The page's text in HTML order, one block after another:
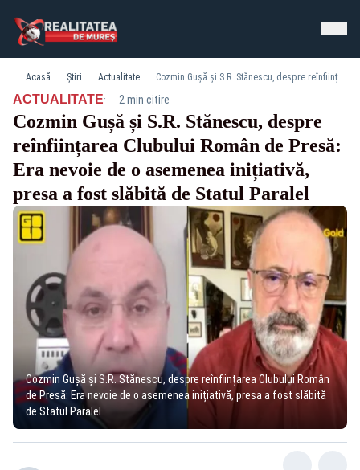
Acasă Știri Actualitate Cozmin Gușă și S.R. Stănescu, despre reînființarea Clubului Român de Presă: Era nevoie de o asemenea inițiativă, presa a fost slăbită de Statul Paralel
ACTUALITATE· 2 min citire
Cozmin Gușă și S.R. Stănescu, despre
reînființarea Clubului Român de Presă:
Era nevoie de o asemenea inițiativă,
presa a fost slăbită de Statul Paralel
Cozmin Gușă și S.R. Stănescu, despre reînființarea Clubului Român
de Presă: Era nevoie de o asemenea inițiativă, presa a fost slăbită
de Statul Paralel